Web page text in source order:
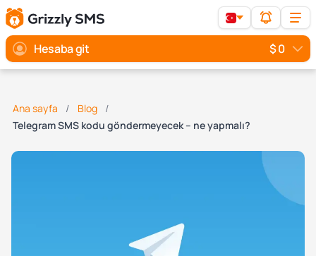
Hesaba git $ 0
Ana sayfa
Blog
Telegram SMS kodu göndermeyecek – ne yapmalı?